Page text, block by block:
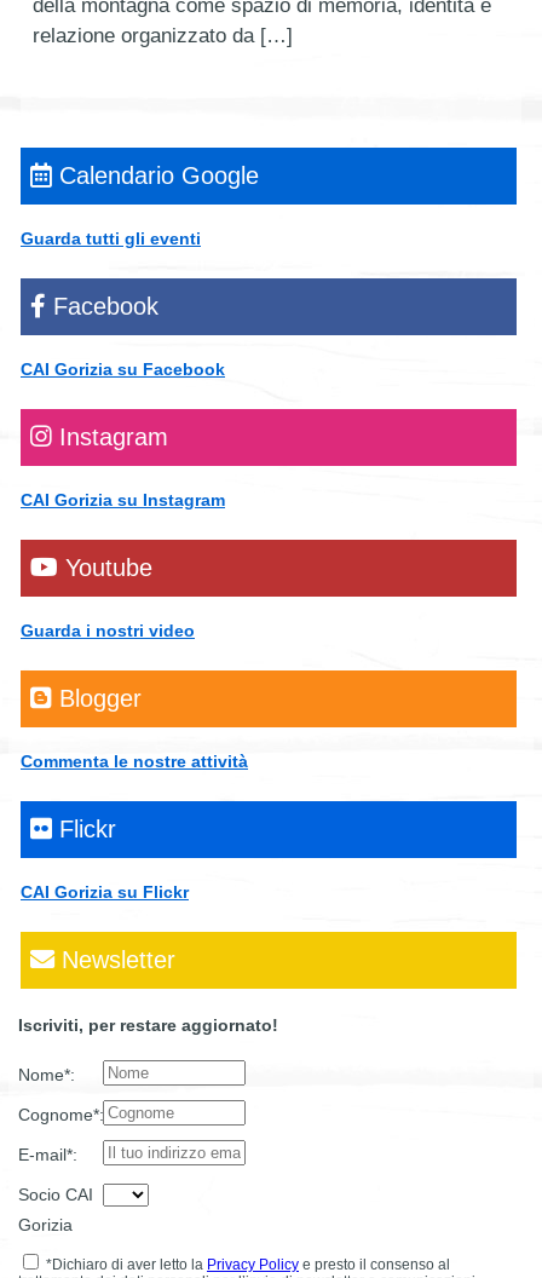
della montagna come spazio di memoria, identità e
relazione organizzato da […]
Calendario Google
Guarda tutti gli eventi
Facebook
CAI Gorizia su Facebook
Instagram
CAI Gorizia su Instagram
Youtube
Guarda i nostri video
Blogger
Commenta le nostre attività
Flickr
CAI Gorizia su Flickr
Newsletter
Iscriviti, per restare aggiornato!
Nome*:
Cognome*:
E-mail*:
Socio CAI
Gorizia
*Dichiaro di aver letto la Privacy Policy e presto il consenso al